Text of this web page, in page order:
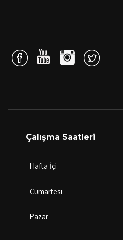
Çalışma Saatleri
Hafta İçi
Cumartesi
Pazar